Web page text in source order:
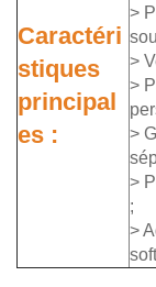
Caractéri
stiques
principal
es :
>
>
>
>
>
;
>